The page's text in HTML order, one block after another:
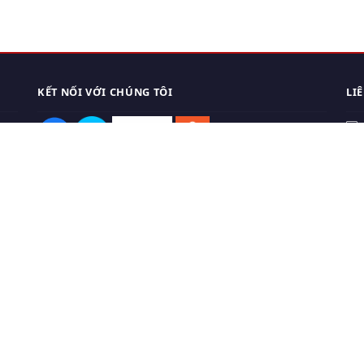
KẾT NỐI VỚI CHÚNG TÔI